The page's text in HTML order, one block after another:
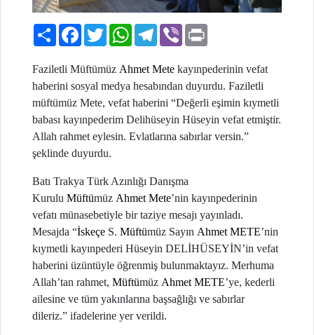
PaylaşFacebook
TwitterWhatsAppTelegram
Viber
Faziletli Müftümüz Ahmet Mete kayınpederinin vefat
haberini sosyal medya hesabından duyurdu. Faziletli
müftümüz Mete, vefat haberini “Değerli eşimin kıymetli
babası kayınpederim Delihüseyin Hüseyin vefat etmiştir.
Allah rahmet eylesin. Evlatlarına sabırlar versin.”
şeklinde duyurdu.
Batı Trakya Türk Azınlığı Danışma
Kurulu Müftümüz Ahmet Mete’nin kayınpederinin
vefatı münasebetiyle bir taziye mesajı yayınladı.
Mesajda “İskeçe S. Müftümüz Sayın Ahmet METE’nin
kıymetli kayınpederi Hüseyin DELİHÜSEYİN’in vefat
haberini üzüntüyle öğrenmiş bulunmaktayız. Merhuma
Allah’tan rahmet, Müftümüz Ahmet METE’ye, kederli
ailesine ve tüm yakınlarına başsağlığı ve sabırlar
dileriz.” ifadelerine yer verildi.